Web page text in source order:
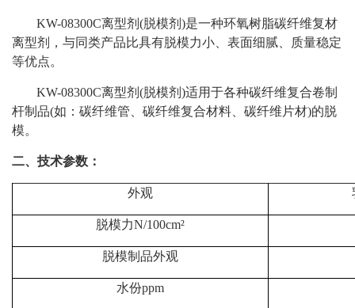
KW-08300C离型剂(脱模剂)是一种环氧树脂碳纤维复材
离型剂，与同类产品比具有脱模力小、表面细腻、质量稳定
等优点。
KW-08300C离型剂(脱模剂)适用于各种碳纤维复合卷制
杆制品(如：碳纤维管、碳纤维复合材料、碳纤维片材)的脱
模。
二、技术参数：
外观
脱模力N/100cm²
脱模制品外观
水份ppm